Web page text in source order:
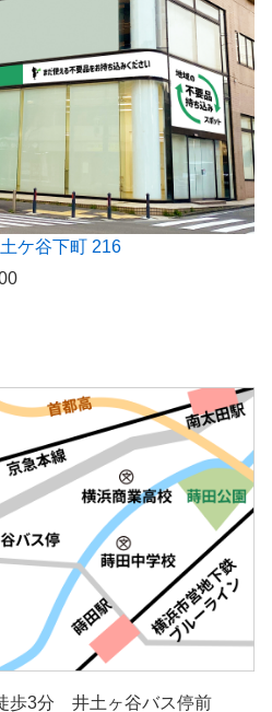
ケ⾕下町 216
歩3分 井土ヶ谷バス停前